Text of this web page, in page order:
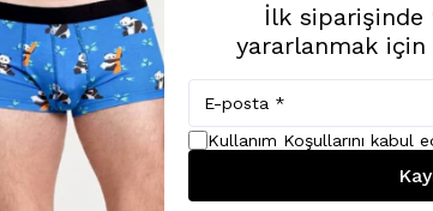
İlk siparişinde
yararlanmak için
Kullanım Koşullarını kabul